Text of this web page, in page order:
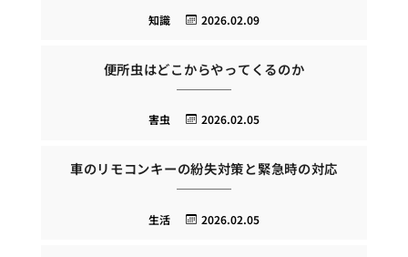
2026.02.09
知識
便所虫はどこからやってくるのか
2026.02.05
害虫
車のリモコンキーの紛失対策と緊急時の対応
2026.02.05
生活